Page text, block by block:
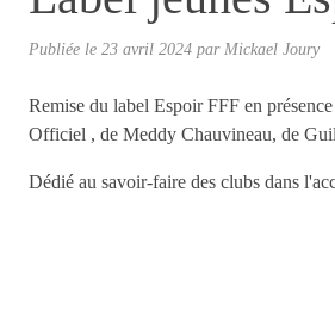
Publiée le 23 avril 2024 par Mickael Joury
Remise du label Espoir FFF en
Officiel , de Meddy Chauvineau, de
Dédié au savoir-faire des clubs dans